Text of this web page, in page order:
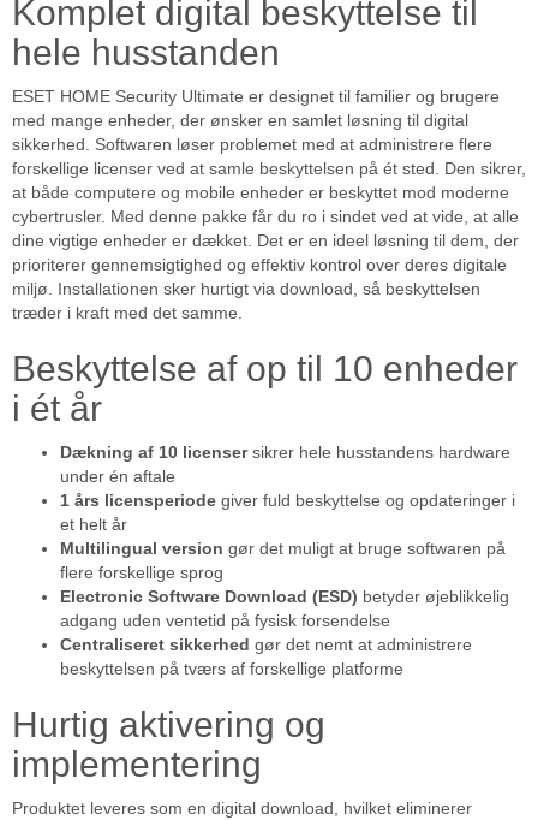
Komplet digital beskyttelse til
hele husstanden
ESET HOME Security Ultimate er designet til familier og brugere
med mange enheder, der ønsker en samlet løsning til digital
sikkerhed. Softwaren løser problemet med at administrere flere
forskellige licenser ved at samle beskyttelsen på ét sted. Den sikrer,
at både computere og mobile enheder er beskyttet mod moderne
cybertrusler. Med denne pakke får du ro i sindet ved at vide, at alle
dine vigtige enheder er dækket. Det er en ideel løsning til dem, der
prioriterer gennemsigtighed og effektiv kontrol over deres digitale
miljø. Installationen sker hurtigt via download, så beskyttelsen
træder i kraft med det samme.
Beskyttelse af op til 10 enheder
i ét år
Dækning af 10 licensersikrer hele husstandens hardware
under én aftale
1 års licensperiode giver fuld beskyttelse og opdateringer i
et helt år
Multilingual version gør det muligt at bruge softwaren på
flere forskellige sprog
Electronic Software Download (ESD) betyder øjeblikkelig
adgang uden ventetid på fysisk forsendelse
Centraliseret sikkerhed gør det nemt at administrere
beskyttelsen på tværs af forskellige platforme
Hurtig aktivering og
implementering
Produktet leveres som en digital download, hvilket eliminerer